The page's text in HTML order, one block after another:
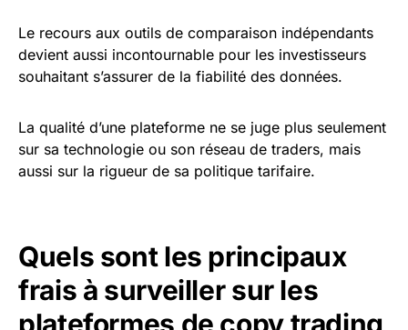
Le recours aux outils de comparaison indépendants
devient aussi incontournable pour les investisseurs
souhaitant s’assurer de la fiabilité des données.
La qualité d’une plateforme ne se juge plus seulement
sur sa technologie ou son réseau de traders, mais
aussi sur la rigueur de sa politique tarifaire.
Quels sont les principaux
frais à surveiller sur les